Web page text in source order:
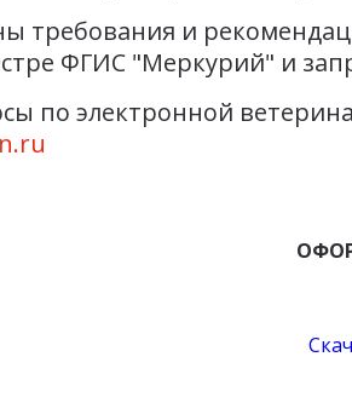
требования и
ФГИС "Меркурий" и
по электронной